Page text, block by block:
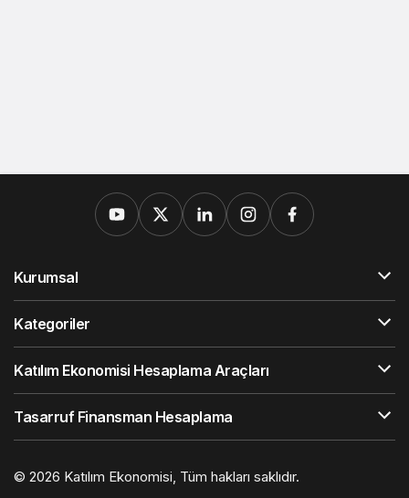
Kurumsal
Kategoriler
Katılım Ekonomisi Hesaplama Araçları
Tasarruf Finansman Hesaplama
© 2026 Katılım Ekonomisi, Tüm hakları saklıdır.